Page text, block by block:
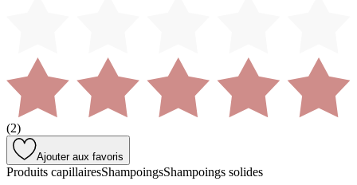
(2)
Ajouter aux favoris
Produits capillairesShampoingsShampoings solides